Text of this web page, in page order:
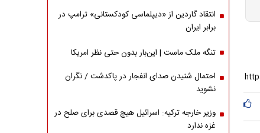
انتقاد گاردین از «دیپلماسی کودکستانی» ترامپ در
برابر ایران
تنگه ملک ماست | این‌بار بدون حتی نظر امریکا
احتمال شنیدن صدای انفجار در پاکدشت / نگران
نشوید
وزیر خارجه ترکیه: اسرائیل هیچ قصدی برای صلح در
غزه ندارد